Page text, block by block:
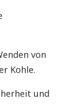
von
Kohle.
und